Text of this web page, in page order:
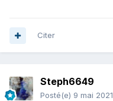
Citer
Steph6649
Posté(e) 9 mai 2021